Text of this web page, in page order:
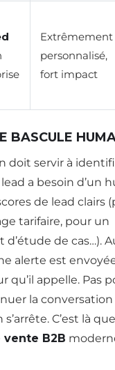
Extrêmement
personnalisé,
fort impact
BASCULE
doit servir à
a besoin d’un
de lead clairs
tarifaire, pour un
de cas…).
alerte est
qu’il appelle. Pas
la conversation
C’est là
B2B